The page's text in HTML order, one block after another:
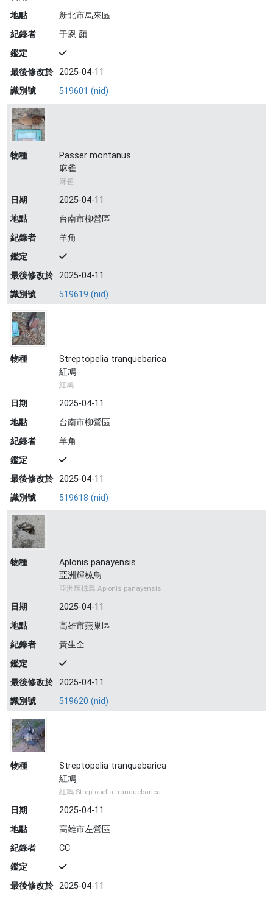
地點
新北市烏來區
紀錄者
于恩 顏
鑑定
最後修改於 2025-04-11
識別號
519601 (nid)
物種
Passer montanus
麻雀
麻雀
日期
2025-04-11
地點
台南市柳營區
紀錄者
羊角
鑑定
最後修改於 2025-04-11
識別號
519619 (nid)
物種
Streptopelia tranquebarica
紅鳩
紅鳩
日期
2025-04-11
地點
台南市柳營區
紀錄者
羊角
鑑定
最後修改於 2025-04-11
識別號
519618 (nid)
物種
Aplonis panayensis
亞洲輝椋鳥
亞洲輝椋鳥 Aplonis panayensis
日期
2025-04-11
地點
高雄市燕巢區
紀錄者
黃生全
鑑定
最後修改於 2025-04-11
識別號
519620 (nid)
物種
Streptopelia tranquebarica
紅鳩
紅鳩 Streptopelia tranquebarica
日期
2025-04-11
地點
高雄市左營區
紀錄者
CC
鑑定
最後修改於 2025-04-11